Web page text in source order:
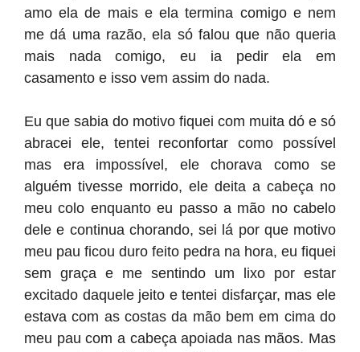
amo ela de mais e ela termina comigo e nem
me dá uma razão, ela só falou que não queria
mais nada comigo, eu ia pedir ela em
casamento e isso vem assim do nada.
Eu que sabia do motivo fiquei com muita dó e só
abracei ele, tentei reconfortar como possível
mas era impossível, ele chorava como se
alguém tivesse morrido, ele deita a cabeça no
meu colo enquanto eu passo a mão no cabelo
dele e continua chorando, sei lá por que motivo
meu pau ficou duro feito pedra na hora, eu fiquei
sem graça e me sentindo um lixo por estar
excitado daquele jeito e tentei disfarçar, mas ele
estava com as costas da mão bem em cima do
meu pau com a cabeça apoiada nas mãos. Mas